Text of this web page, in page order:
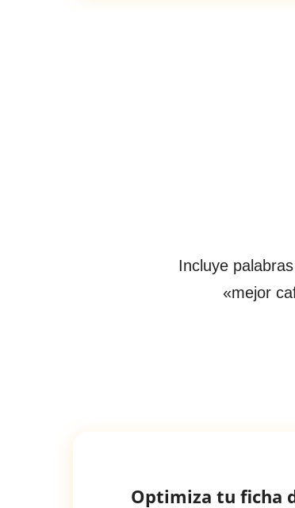
Incluye
«mejor
Optimiza tu ficha